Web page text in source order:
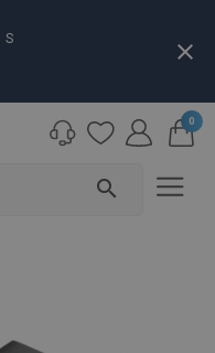
S close
search
0